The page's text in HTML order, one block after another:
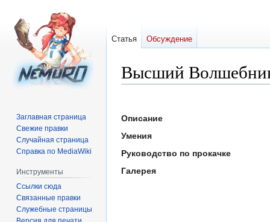
Высший
кк
Описание
Умения
Руководство по прокачке
Галерея
Статья Обсуждение
Заглавная страница
Свежие правки
Случайная страница
Справка по MediaWiki
Инструменты
Ссылки сюда
Связанные правки
Служебные страницы